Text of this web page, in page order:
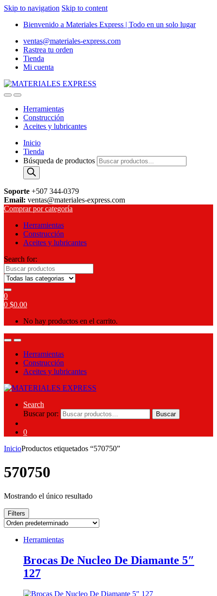
Skip to navigation Skip to content
Bienvenido a Materiales Express | Todo en un solo lugar
ventas@materiales-express.com
Rastrea tu orden
Tienda
Mi cuenta
Herramientas
Construcción
Aceites y lubricantes
Inicio
Tienda
Búsqueda de productos
Soporte +507 344-0379
Email: ventas@materiales-express.com
Comprar por categoría
Herramientas
Construcción
Aceites y lubricantes
Search for:
0
0 $0.00
No hay productos en el carrito.
Herramientas
Construcción
Aceites y lubricantes
Search
Buscar por:
Buscar
0
InicioProductos etiquetados “570750”
570750
Mostrando el único resultado
Filters
Herramientas
Brocas De Nucleo De Diamante 5″
127